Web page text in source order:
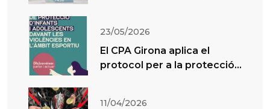
23/05/2026
El CPA Girona aplica el
protocol per a la protecció
11/04/2026